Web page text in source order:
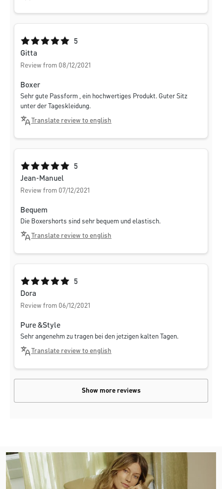
Average rating of 5 out of 5 stars
5
Gitta
Review from 08/12/2021
Boxer
Sehr gute Passform , ein hochwertiges Produkt. Guter Sitz
unter der Tageskleidung.
Translate review to english
Average rating of 5 out of 5 stars
5
Jean-Manuel
Review from 07/12/2021
Bequem
Die Boxershorts sind sehr bequem und elastisch.
Translate review to english
Average rating of 5 out of 5 stars
5
Dora
Review from 06/12/2021
Pure &Style
Sehr angenehm zu tragen bei den jetzigen kalten Tagen.
Translate review to english
Show more reviews